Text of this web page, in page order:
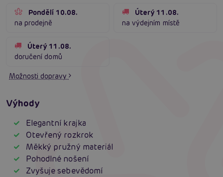
Pondělí 10.08.
na prodejně
Úterý 11.08.
na výdejním místě
Úterý 11.08.
doručení domů
Možnosti dopravy
Výhody
Elegantní krajka
Otevřený rozkrok
Měkký pružný materiál
Pohodlné nošení
Zvyšuje sebevědomí